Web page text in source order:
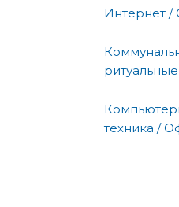
Интернет /
ритуальные
техника /